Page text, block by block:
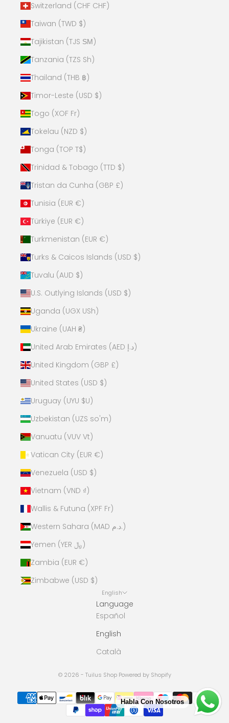
Switzerland (CHF CHF)
Taiwan (TWD $)
Tajikistan (TJS ЅМ)
Tanzania (TZS Sh)
Thailand (THB ฿)
Timor-Leste (USD $)
Togo (XOF Fr)
Tokelau (NZD $)
Tonga (TOP T$)
Trinidad & Tobago (TTD $)
Tristan da Cunha (GBP £)
Tunisia (EUR €)
Türkiye (EUR €)
Turkmenistan (EUR €)
Turks & Caicos Islands (USD $)
Tuvalu (AUD $)
U.S. Outlying Islands (USD $)
Uganda (UGX USh)
Ukraine (UAH ₴)
United Arab Emirates (AED د.إ)
United Kingdom (GBP £)
United States (USD $)
Uruguay (UYU $U)
Uzbekistan (UZS so'm)
Vanuatu (VUV Vt)
Vatican City (EUR €)
Venezuela (USD $)
Vietnam (VND ₫)
Wallis & Futuna (XPF Fr)
Western Sahara (MAD د.م.)
Yemen (YER ﷼)
Zambia (EUR €)
Zimbabwe (USD $)
English
Language
Español
English
Català
© 2026 - Tuilus Shop Powered by Shopify
Habla Con Nosotros